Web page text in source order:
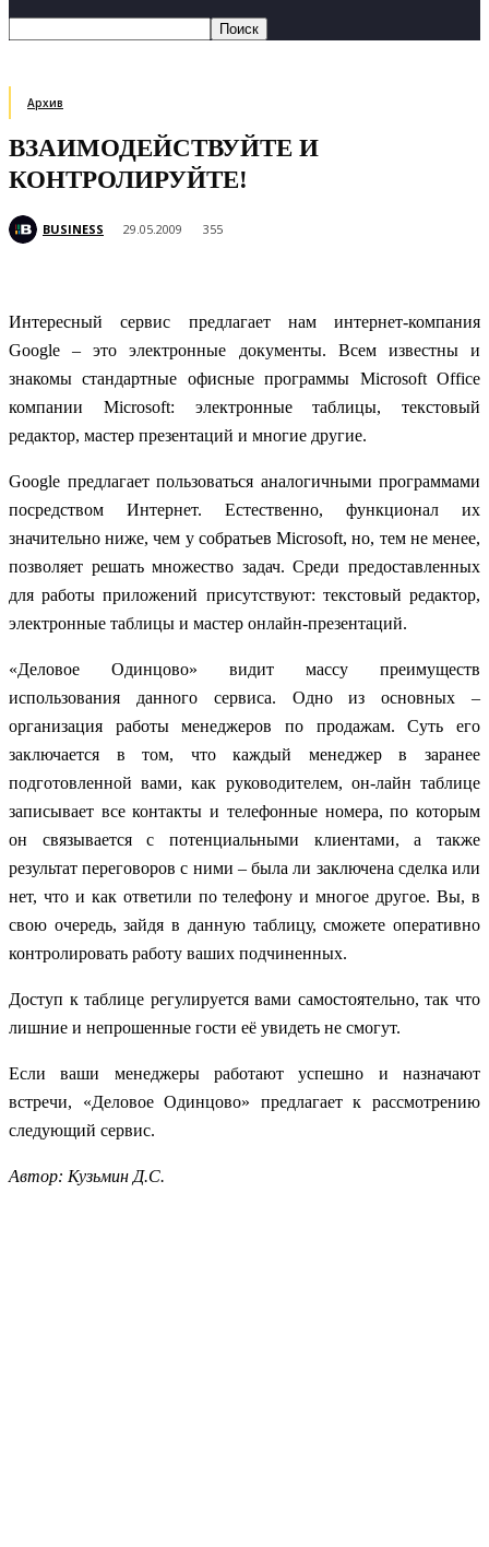
Архив
ВЗАИМОДЕЙСТВУЙТЕ И
КОНТРОЛИРУЙТЕ!
BUSINESS 29.05.2009 355
Интересный сервис предлагает нам интернет-компания
Google – это электронные документы. Всем известны и
знакомы стандартные офисные программы Microsoft Office
компании Microsoft: электронные таблицы, текстовый
редактор, мастер презентаций и многие другие.
Google предлагает пользоваться аналогичными программами
посредством Интернет. Естественно, функционал их
значительно ниже, чем у собратьев Microsoft, но, тем не менее,
позволяет решать множество задач. Среди предоставленных
для работы приложений присутствуют: текстовый редактор,
электронные таблицы и мастер онлайн-презентаций.
«Деловое Одинцово» видит массу преимуществ
использования данного сервиса. Одно из основных –
организация работы менеджеров по продажам. Суть его
заключается в том, что каждый менеджер в заранее
подготовленной вами, как руководителем, он-лайн таблице
записывает все контакты и телефонные номера, по которым
он связывается с потенциальными клиентами, а также
результат переговоров с ними – была ли заключена сделка или
нет, что и как ответили по телефону и многое другое. Вы, в
свою очередь, зайдя в данную таблицу, сможете оперативно
контролировать работу ваших подчиненных.
Доступ к таблице регулируется вами самостоятельно, так что
лишние и непрошенные гости её увидеть не смогут.
Если ваши менеджеры работают успешно и назначают
встречи, «Деловое Одинцово» предлагает к рассмотрению
следующий сервис.
Автор: Кузьмин Д.С.